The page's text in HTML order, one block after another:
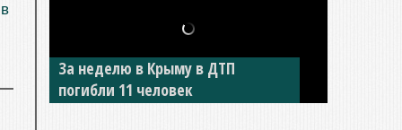
В Джанкое водитель ВАЗа сбил
двух детей на «зебре»